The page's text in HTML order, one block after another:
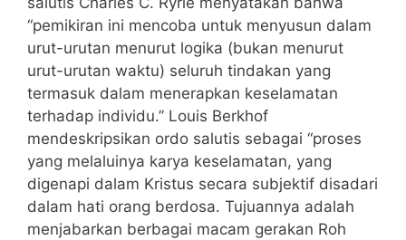
“pemikiran ini mencoba untuk menyusun dalam
urut-urutan menurut logika (bukan menurut
urut-urutan waktu) seluruh tindakan yang
termasuk dalam menerapkan keselamatan
terhadap individu.” Louis Berkhof
mendeskripsikan ordo salutis sebagai “proses
yang melaluinya karya keselamatan, yang
digenapi dalam Kristus secara subjektif disadari
dalam hati orang berdosa. Tujuannya adalah
menjabarkan berbagai macam gerakan Roh